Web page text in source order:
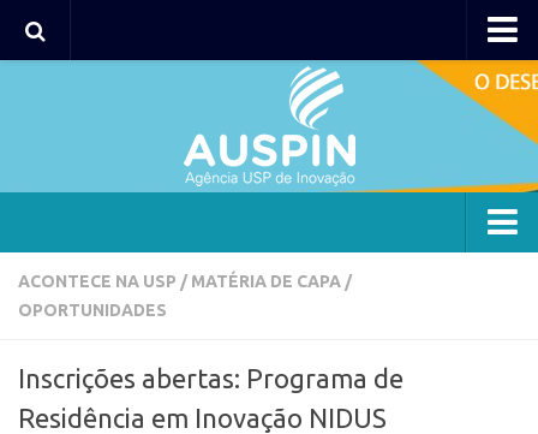
Agência
Institucional
Polos
ACONTECE NA USP / MATÉRIA DE CAPA /
OPORTUNIDADES
Inscrições abertas: Programa de
Residência em Inovação NIDUS